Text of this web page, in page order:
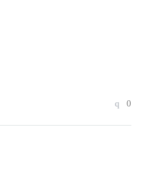
0